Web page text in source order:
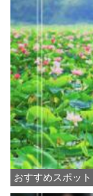
おすすめスポット